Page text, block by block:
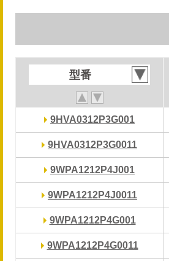
型番
9HVA0312P3G001
9HVA0312P3G0011
9WPA1212P4J001
9WPA1212P4J0011
9WPA1212P4G001
9WPA1212P4G0011
型番
9HVA0312P3G001
9HVA0312P3G0011
9WPA1212P4J001
9WPA1212P4J0011
9WPA1212P4G001
9WPA1212P4G0011